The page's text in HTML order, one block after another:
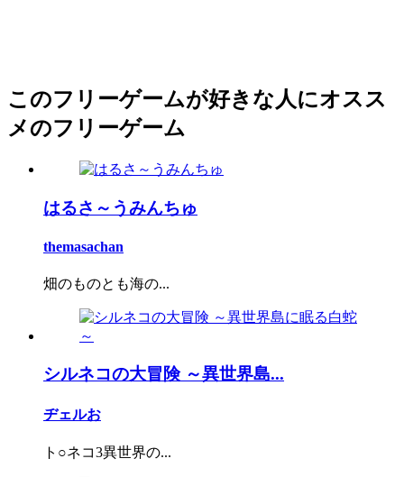
このフリーゲームが好きな人にオスス
メのフリーゲーム
はるさ～うみんちゅ
themasachan
畑のものとも海の...
シルネコの大冒険 ～異世界島...
ヂェルお
ト○ネコ3異世界の...